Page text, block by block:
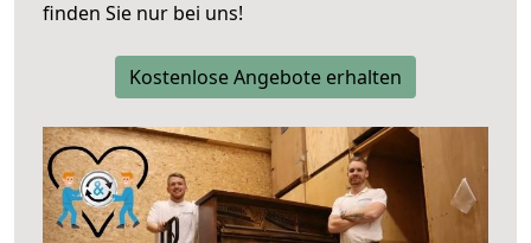
finden Sie nur bei uns!
Kostenlose Angebote erhalten